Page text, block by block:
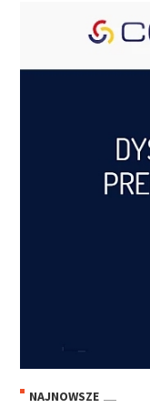
NAJNOWSZE